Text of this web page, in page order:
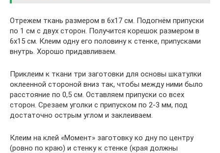
Отрежем ткань размером в 6х17 см. Подогнём припуски
по 1 см с двух сторон. Получится корешок размером в
6х15 см. Клеим одну его половину к стенке, припусками
внутрь. Хорошо придавливаем.
Приклеим к ткани три заготовки для основы шкатулки
оклеенной стороной вниз так, чтобы между ними было
расстояние по 0,5 см. Оставляем припуски со всех
сторон. Срезаем уголки с припуском по 2-3 мм, под
достаточно острым углом и заклеиваем.
Клеим на клей «Момент» заготовку ко дну по центру
(ровно по краю) и стенку к стенке (края должны